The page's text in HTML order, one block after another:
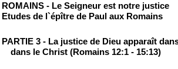
ROMAINS - Le Seigneur est notre justice
Etudes de l`épître de Paul aux Romains
PARTIE 3 - La justice de Dieu apparaît
dans le Christ (Romains 12:1 - 15:13)